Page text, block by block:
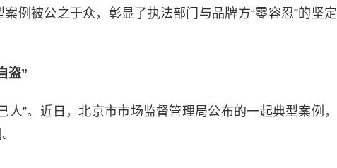
例被公之于众，彰显了执法部门与品牌方“零容忍”的坚定
盗”
人”。近日，北京市市场监督管理局公布的一起典型案例，